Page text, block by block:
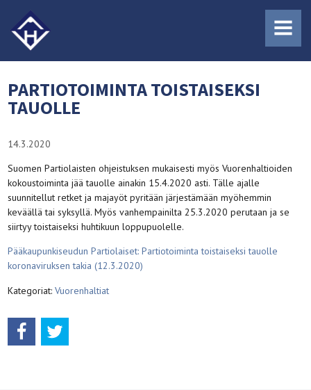
MENU
PARTIOTOIMINTA TOISTAISEKSI
TAUOLLE
14.3.2020
Suomen Partiolaisten ohjeistuksen mukaisesti myös Vuorenhaltioiden
kokoustoiminta jää tauolle ainakin 15.4.2020 asti. Tälle ajalle
suunnitellut retket ja majayöt pyritään järjestämään myöhemmin
keväällä tai syksyllä. Myös vanhempainilta 25.3.2020 perutaan ja se
siirtyy toistaiseksi huhtikuun loppupuolelle.
Pääkaupunkiseudun Partiolaiset: Partiotoiminta toistaiseksi tauolle
koronaviruksen takia (12.3.2020)
Kategoriat:Vuorenhaltiat